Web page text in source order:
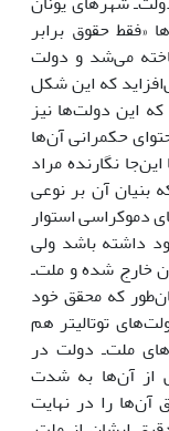
«فقط حقوق برابر
مى‌شد و دولت
محقق مى‌افزاید که این شکل
این دولت‌ها نیز
حکمرانى آن‌ها
سیاسى نبود» (ص 36). تا این‌جا نگارنده مراد
بنیان آن بر نوعى
دموکراسى استوار
داشته باشد ولى
خارج شده و ملت‌ـ
که محقق خود
توتالیتر هم
ملت‌ـ دولت در
از آن‌ها به شدت
آن‌ها را در نهایت